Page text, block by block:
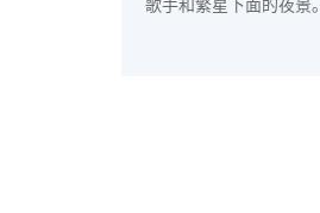
歌手和繁星下面的夜景。